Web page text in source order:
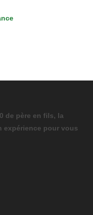
de père en fils, la
expérience pour vous